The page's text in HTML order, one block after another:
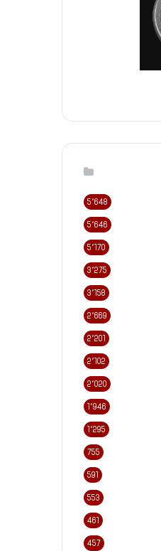
5٬648
5٬646
5٬170
3٬275
3٬158
2٬669
2٬201
2٬102
2٬020
1٬946
1٬295
755
591
553
461
457